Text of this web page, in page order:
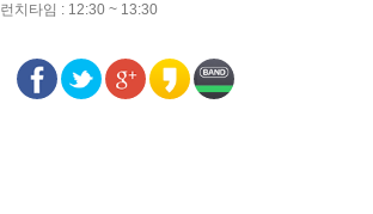
런치타임 : 12:30 ~ 13:30